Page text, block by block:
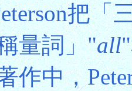
把「
量詞」"all
作中，